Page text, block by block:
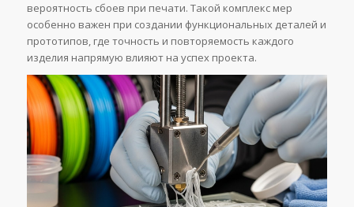
вероятность сбоев при печати. Такой комплекс мер
особенно важен при создании функциональных деталей и
прототипов, где точность и повторяемость каждого
изделия напрямую влияют на успех проекта.